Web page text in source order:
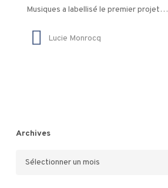
Musiques
Musiques a labellisé le premier projet…
Lucie Monrocq
Archives
Archives